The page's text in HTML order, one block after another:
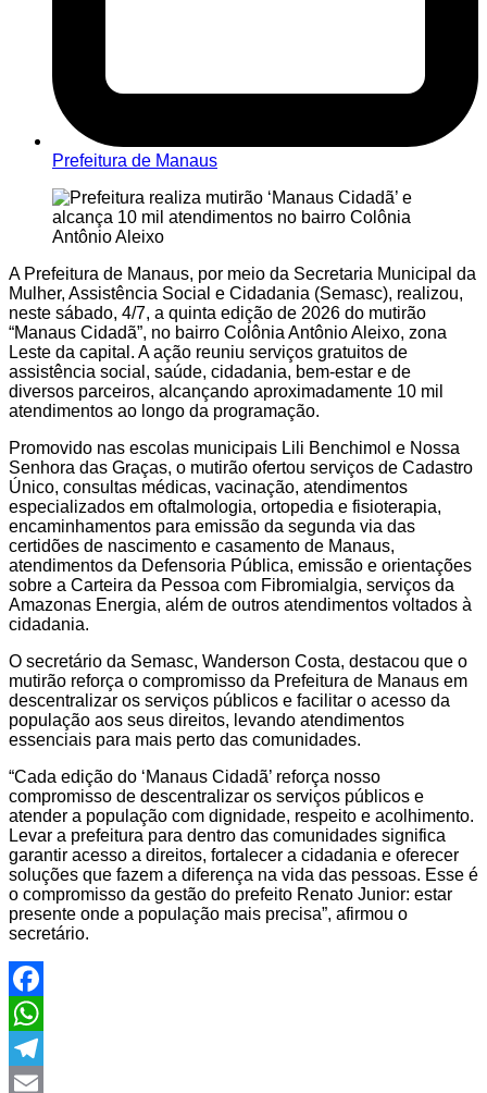
Prefeitura de Manaus
A Prefeitura de Manaus, por meio da Secretaria Municipal da
Mulher, Assistência Social e Cidadania (Semasc), realizou,
neste sábado, 4/7, a quinta edição de 2026 do mutirão
“Manaus Cidadã”, no bairro Colônia Antônio Aleixo, zona
Leste da capital. A ação reuniu serviços gratuitos de
assistência social, saúde, cidadania, bem-estar e de
diversos parceiros, alcançando aproximadamente 10 mil
atendimentos ao longo da programação.
Promovido nas escolas municipais Lili Benchimol e Nossa
Senhora das Graças, o mutirão ofertou serviços de Cadastro
Único, consultas médicas, vacinação, atendimentos
especializados em oftalmologia, ortopedia e fisioterapia,
encaminhamentos para emissão da segunda via das
certidões de nascimento e casamento de Manaus,
atendimentos da Defensoria Pública, emissão e orientações
sobre a Carteira da Pessoa com Fibromialgia, serviços da
Amazonas Energia, além de outros atendimentos voltados à
cidadania.
O secretário da Semasc, Wanderson Costa, destacou que o
mutirão reforça o compromisso da Prefeitura de Manaus em
descentralizar os serviços públicos e facilitar o acesso da
população aos seus direitos, levando atendimentos
essenciais para mais perto das comunidades.
“Cada edição do ‘Manaus Cidadã’ reforça nosso
compromisso de descentralizar os serviços públicos e
atender a população com dignidade, respeito e acolhimento.
Levar a prefeitura para dentro das comunidades significa
garantir acesso a direitos, fortalecer a cidadania e oferecer
soluções que fazem a diferença na vida das pessoas. Esse é
o compromisso da gestão do prefeito Renato Junior: estar
presente onde a população mais precisa”, afirmou o
secretário.
Facebook
WhatsApp
Telegram